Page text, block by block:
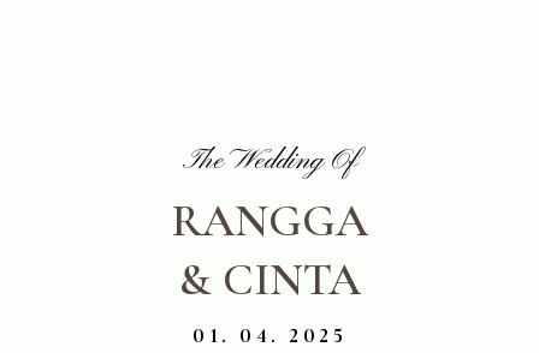
The Wedding Of
RANGGA
& CINTA
01. 04. 2025